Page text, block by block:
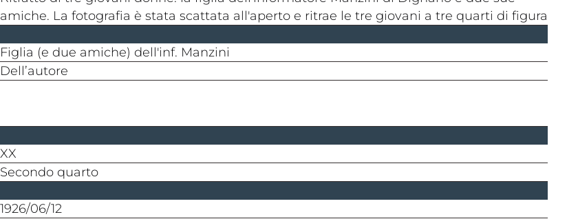
amiche. La fotografia è stata scattata all'aperto e ritrae le tre giovani a tre quarti di figura
Figlia (e due amiche) dell'inf. Manzini
dell’autore
XX
secondo quarto
1926/06/12